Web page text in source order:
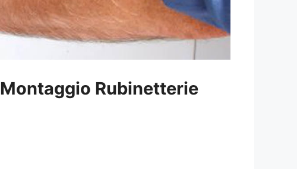
Montaggio Rubinetterie